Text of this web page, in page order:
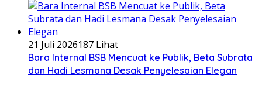
21 Juli 2026187 Lihat
Bara Internal BSB Mencuat ke Publik, Beta Subrata
dan Hadi Lesmana Desak Penyelesaian Elegan